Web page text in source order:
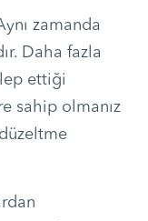
zamanda
Daha fazla
ettiği
sahip olmanız